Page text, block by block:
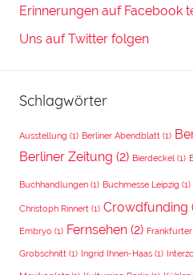
Erinnerungen auf Facebook
Uns auf Twitter folgen
Schlagwörter
Ausstellung (1) Berliner Abendblatt (1)
Berliner Zeitung (2) Bierdeckel (1)
Buchhandlungen (1) Buchmesse Leipzig (1)
Christoph Rinnert (1) Crowdfunding
Embryo (1) Fernsehen (2)
Grobschnitt (1) Ingrid Ihnen-Haas (1)